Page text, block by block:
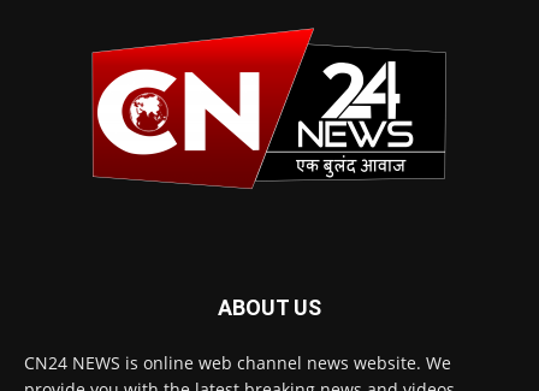
ABOUT US
CN24 NEWS is online web channel news website. We